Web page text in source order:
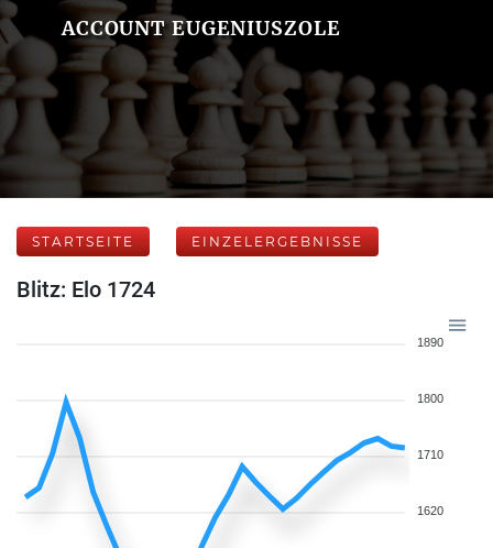
ACCOUNT EUGENIUSZOLE
STARTSEITE EINZELERGEBNISSE
Blitz: Elo 1724
1890
1800
1710
1620